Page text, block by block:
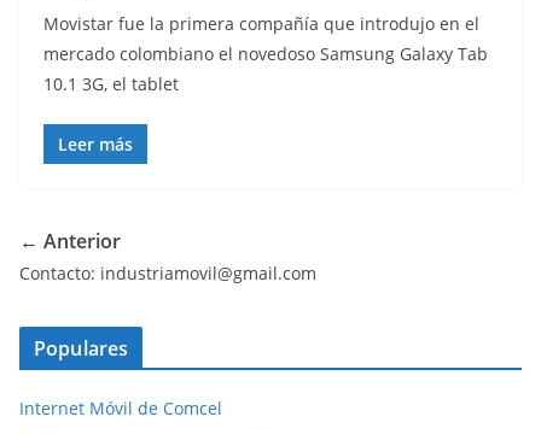
Movistar fue la primera compañía que introdujo en el
mercado colombiano el novedoso Samsung Galaxy Tab
10.1 3G, el tablet
Leer más
← Anterior
Contacto: industriamovil@gmail.com
Populares
Internet Móvil de Comcel